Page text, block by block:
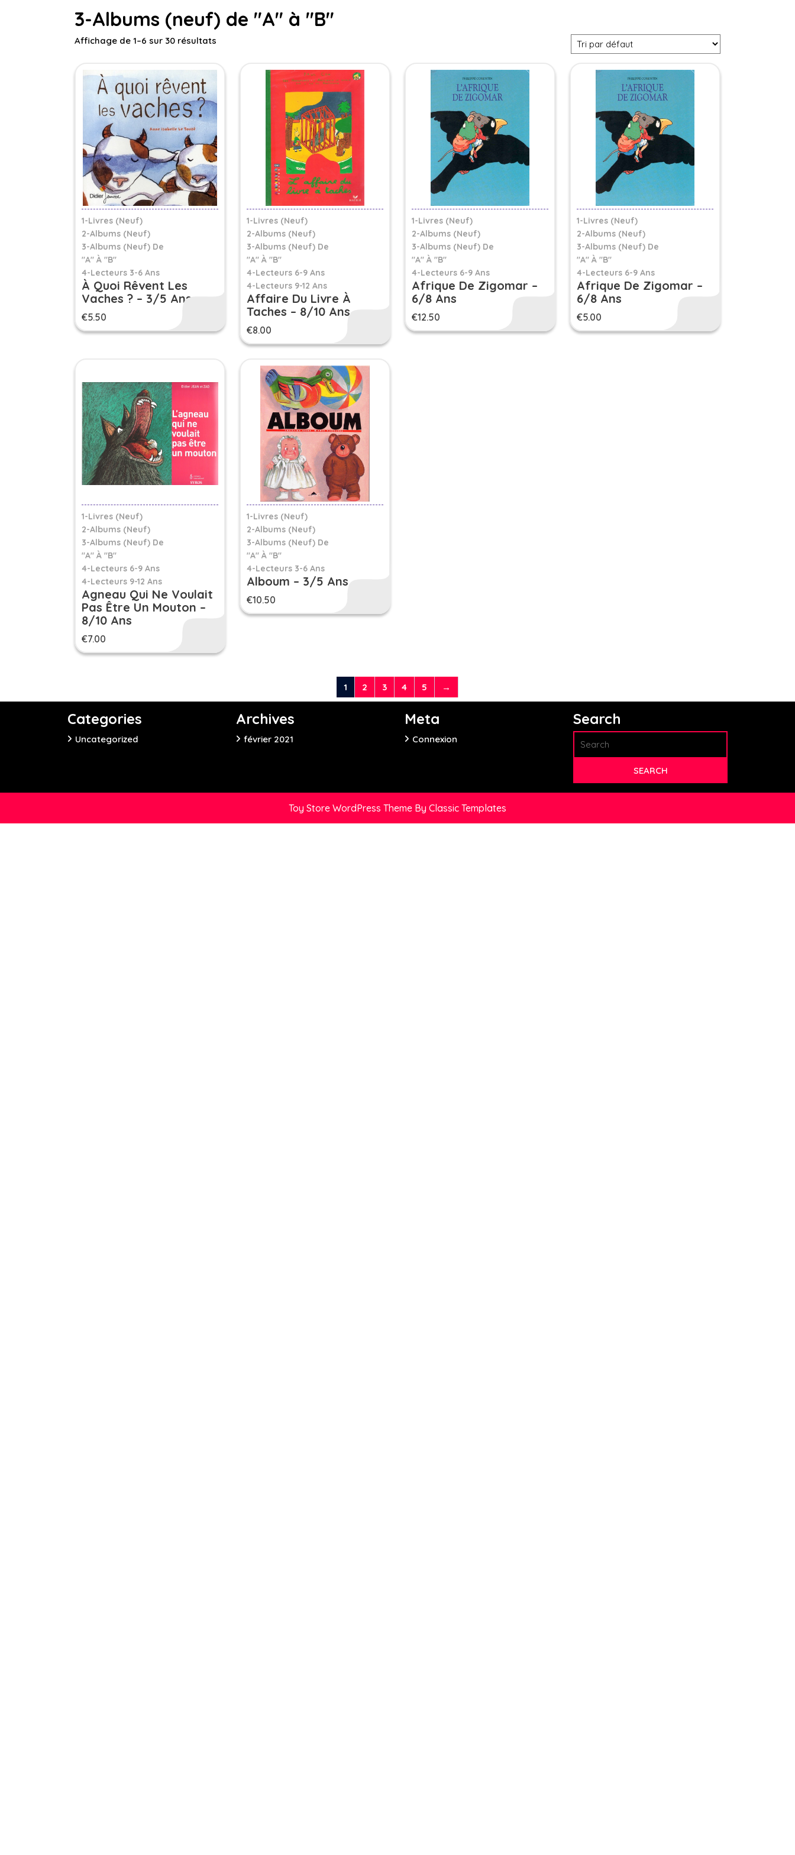
3-Albums (neuf) de "A" à "B"
Affichage de 1–6 sur 30 résultats
1-Livres (Neuf)
2-Albums (Neuf)
3-Albums (neuf) De
"A" À "B"
4-Lecteurs 3-6 Ans
À Quoi Rêvent Les
Vaches ? – 3/5 Ans
€5.50
1-Livres (Neuf)
2-Albums (Neuf)
3-Albums (neuf) De
"A" À "B"
4-Lecteurs 6-9 Ans
4-Lecteurs 9-12 Ans
Affaire Du Livre À
Taches – 8/10 Ans
€8.00
1-Livres (Neuf)
2-Albums (Neuf)
3-Albums (neuf) De
"A" À "B"
4-Lecteurs 6-9 Ans
Afrique De Zigomar –
6/8 Ans
€12.50
1-Livres (Neuf)
2-Albums (Neuf)
3-Albums (neuf) De
"A" À "B"
4-Lecteurs 6-9 Ans
Afrique De Zigomar –
6/8 Ans
€5.00
1-Livres (Neuf)
2-Albums (Neuf)
3-Albums (neuf) De
"A" À "B"
4-Lecteurs 6-9 Ans
4-Lecteurs 9-12 Ans
Agneau Qui Ne Voulait
Pas Être Un Mouton –
8/10 Ans
€7.00
1-Livres (Neuf)
2-Albums (Neuf)
3-Albums (neuf) De
"A" À "B"
4-Lecteurs 3-6 Ans
Alboum – 3/5 Ans
€10.50
1 2 3 4 5 →
Categories
Uncategorized
Archives
février 2021
Meta
Connexion
Search
Toy Store WordPress Theme By Classic Templates